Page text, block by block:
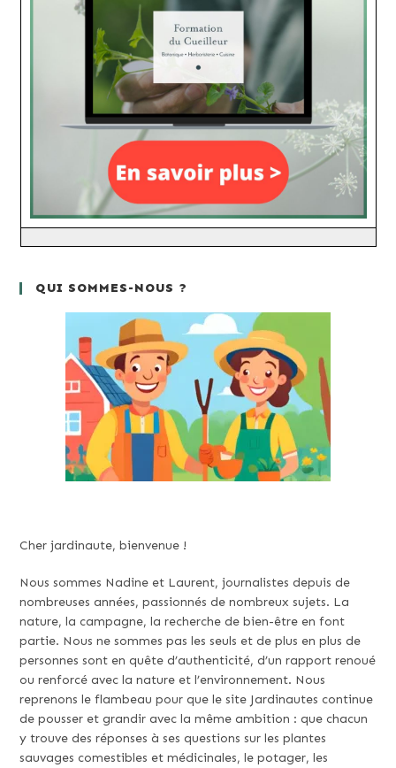
QUI SOMMES-NOUS ?
Cher jardinaute, bienvenue !
Nous sommes Nadine et Laurent, journalistes depuis de
nombreuses années, passionnés de nombreux sujets. La
nature, la campagne, la recherche de bien-être en font
partie. Nous ne sommes pas les seuls et de plus en plus de
personnes sont en quête d’authenticité, d’un rapport renoué
ou renforcé avec la nature et l’environnement. Nous
reprenons le flambeau pour que le site Jardinautes continue
de pousser et grandir avec la même ambition : que chacun
y trouve des réponses à ses questions sur les plantes
sauvages comestibles et médicinales, le potager, les